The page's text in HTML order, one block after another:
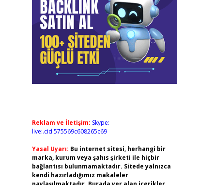
Reklam ve İletişim: Skype:
live:.cid.575569c608265c69
Yasal Uyarı: Bu internet sitesi, herhangi bir
marka, kurum veya şahıs şirketi ile hiçbir
bağlantısı bulunmamaktadır. Sitede yalnızca
kendi hazırladığımız makaleler